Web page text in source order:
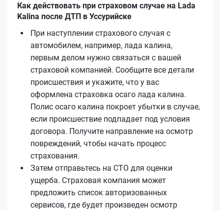
Как действовать при страховом случае на Lada
Kalina после ДТП в Уссурийске
При наступлении страхового случая с
автомобилем, например, лада калина,
первым делом нужно связаться с вашей
страховой компанией. Сообщите все детали
происшествия и укажите, что у вас
оформлена страховка осаго лада калина.
Полис осаго калина покроет убытки в случае,
если происшествие подпадает под условия
договора. Получите направление на осмотр
повреждений, чтобы начать процесс
страхования.
Затем отправьтесь на СТО для оценки
ущерба. Страховая компания может
предложить список авторизованных
сервисов, где будет произведен осмотр